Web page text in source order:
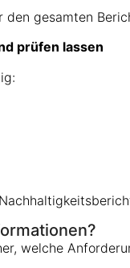
den gesamten
prüfen lassen
welche